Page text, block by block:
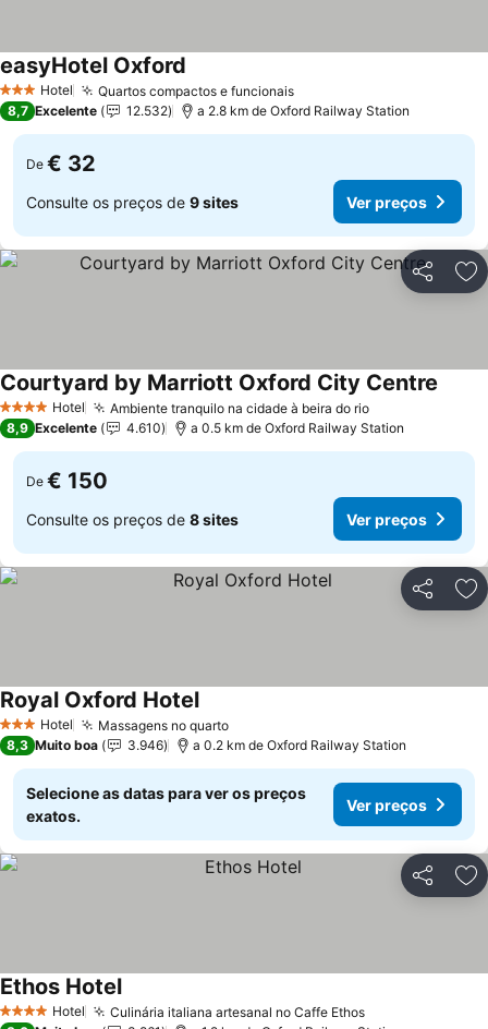
3 EstrelasHotel Quartos compactos e funcionaisVer preços
easyHotel Oxford
8,7 Excelente 12.532 a 2.8 km de Oxford Railway Station
De € 32
Consulte os preços de 9 sites Ver preços
Partilhar
4 EstrelasHotel Ambiente tranquilo na cidade à beira do rioVer preços
Courtyard by Marriott Oxford City Centre
8,9 Excelente 4.610 a 0.5 km de Oxford Railway Station
De € 150
Consulte os preços de 8 sites Ver preços
Partilhar
3 EstrelasHotel Massagens no quartoVer preços
Royal Oxford HotelVer preços
8,3 Muito boa 3.946 a 0.2 km de Oxford Railway Station
Selecione as datas para ver os preços
exatos.
Ver preços
Partilhar
4 EstrelasHotel Culinária italiana artesanal no Caffe EthosVer preços
Ethos HotelVer preços